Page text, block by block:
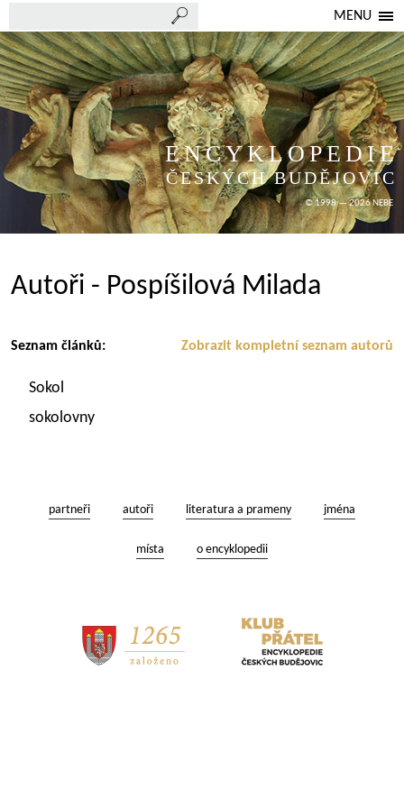
MENU
ENCYKLOPEDIE
ČESKÝCH BUDĚJOVIC
© 1998 — 2026 NEBE
Autoři - Pospíšilová Milada
Zobrazit kompletní seznam autorů
Seznam článků:
Sokol
sokolovny
partneři autoři literatura a prameny jména
místa o encyklopedii